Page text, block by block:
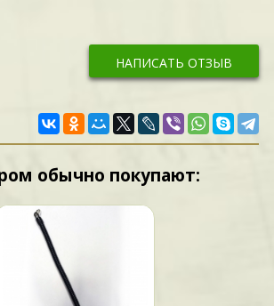
НАПИСАТЬ ОТЗЫВ
обычно покупают: